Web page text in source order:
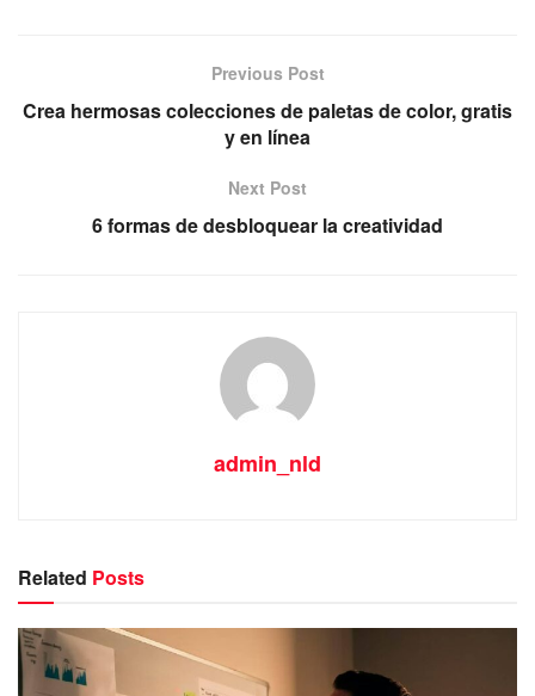
Previous Post
Crea hermosas colecciones de paletas de color, gratis
y en línea
Next Post
6 formas de desbloquear la creatividad
admin_nld
Related Posts